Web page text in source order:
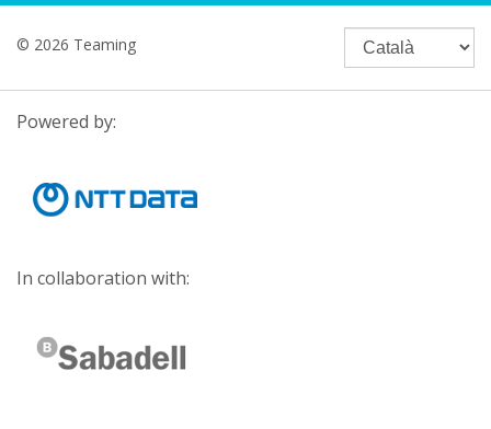
© 2026 Teaming
Powered by:
In collaboration with: